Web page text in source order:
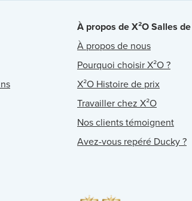
À propos de X²O Salles
À propos de nous
Pourquoi choisir X²O ?
X²O Histoire de prix
Travailler chez X²O
Nos clients témoignent
Avez-vous repéré Ducky ?